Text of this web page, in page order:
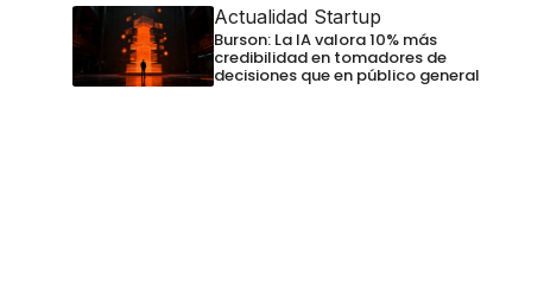
Actualidad Startup
Burson: La IA valora 10% más
credibilidad en tomadores de
decisiones que en público general